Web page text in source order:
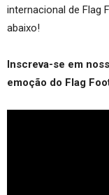
internacional de Flag
abaixo!
Inscreva-se em
emoção do Flag